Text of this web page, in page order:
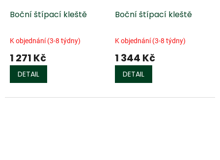
Boční štípací kleště
K objednání (3-8 týdny)
1 271 Kč
DETAIL
Boční štípací kleště
K objednání (3-8 týdny)
1 344 Kč
DETAIL